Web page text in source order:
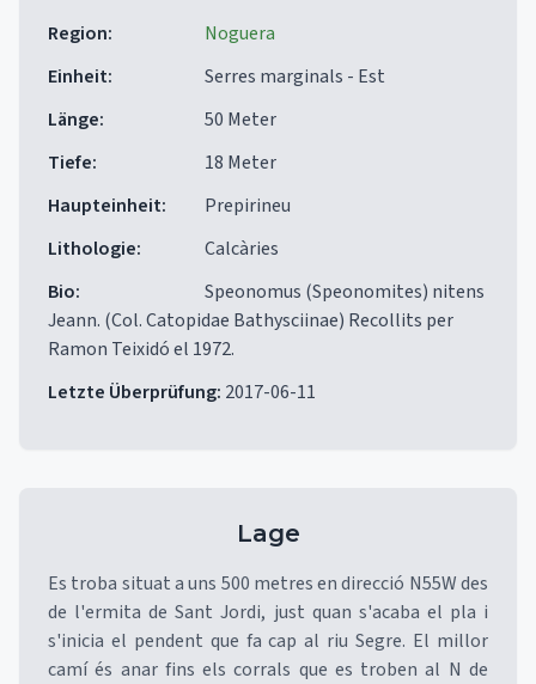
Region:
Noguera
Einheit:
Serres marginals - Est
Länge:
50 Meter
Tiefe:
18 Meter
Haupteinheit:
Prepirineu
Lithologie:
Calcàries
Bio:
Speonomus (Speonomites) nitens
Jeann. (Col. Catopidae Bathysciinae) Recollits per
Ramon Teixidó el 1972.
Letzte Überprüfung: 2017-06-11
Lage
Es troba situat a uns 500 metres en direcció N55W des
de l'ermita de Sant Jordi, just quan s'acaba el pla i
s'inicia el pendent que fa cap al riu Segre. El millor
camí és anar fins els corrals que es troben al N de